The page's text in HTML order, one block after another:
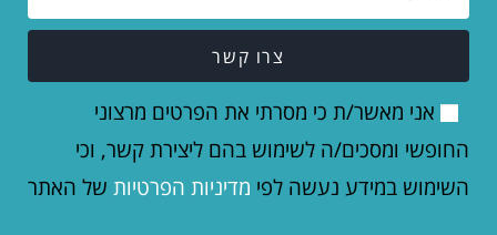
אני מאשר/ת כי מסרתי את הפרטים מרצוני
החופשי ומסכים/ה לשימוש בהם ליצירת קשר, וכי
השימוש במידע נעשה לפי מדיניות הפרטיות של האתר
צרו קשר